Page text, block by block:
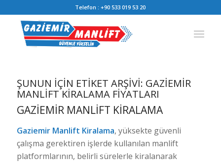
Telefon :+90 533 019 53 20
ŞUNUN IÇIN ETIKET ARŞIVI: GAZIEMIR
MANLIFT KIRALAMA FIYATLARI
GAZIEMIR MANLIFT KIRALAMA
Gaziemir Manlift Kiralama, yüksekte güvenli
çalışma gerektiren işlerde kullanılan manlift
platformlarının, belirli sürelerle kiralanarak